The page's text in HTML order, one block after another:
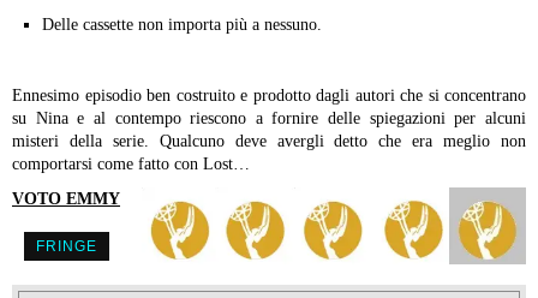
Delle cassette non importa più a nessuno.
Ennesimo episodio ben costruito e prodotto dagli autori che si concentrano
su Nina e al contempo riescono a fornire delle spiegazioni per alcuni
misteri della serie. Qualcuno deve avergli detto che era meglio non
comportarsi come fatto con Lost…
VOTO EMMY
FRINGE